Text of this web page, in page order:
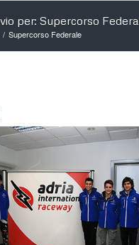
per: Supercorso
/ Supercorso Federale